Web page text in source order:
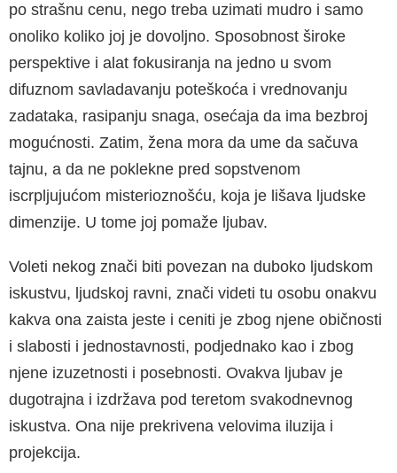
po strašnu cenu, nego treba uzi­mati mudro i samo
onoliko koliko joj je dovoljno. Sposobnost široke
perspektive i alat fokusiranja na jedno u svom
difuznom savladavanju poteš­koća i vrednovanju
zadataka, rasipanju snaga, osećaja da ima bezbroj
mogućnosti. Zatim, žena mora da ume da sačuva
tajnu, a da ne poklekne pred sopstvenom
iscrpljujućom misteriozno­šću, koja je lišava ljudske
dimenzije. U tome joj pomaže ljubav.
Voleti nekog znači biti povezan na duboko ljud­skom
iskustvu, ljudskoj ravni, znači videti tu osobu onakvu
kakva ona zaista jeste i ceniti je zbog njene običnosti
i slabosti i jednostavnosti, podjednako kao i zbog
njene izuzetnosti i po­sebnosti. Ovakva ljubav je
dugotrajna i izdržava pod teretom svakodnevnog
iskustva. Ona nije prekrivena velovima iluzija i
projekcija.